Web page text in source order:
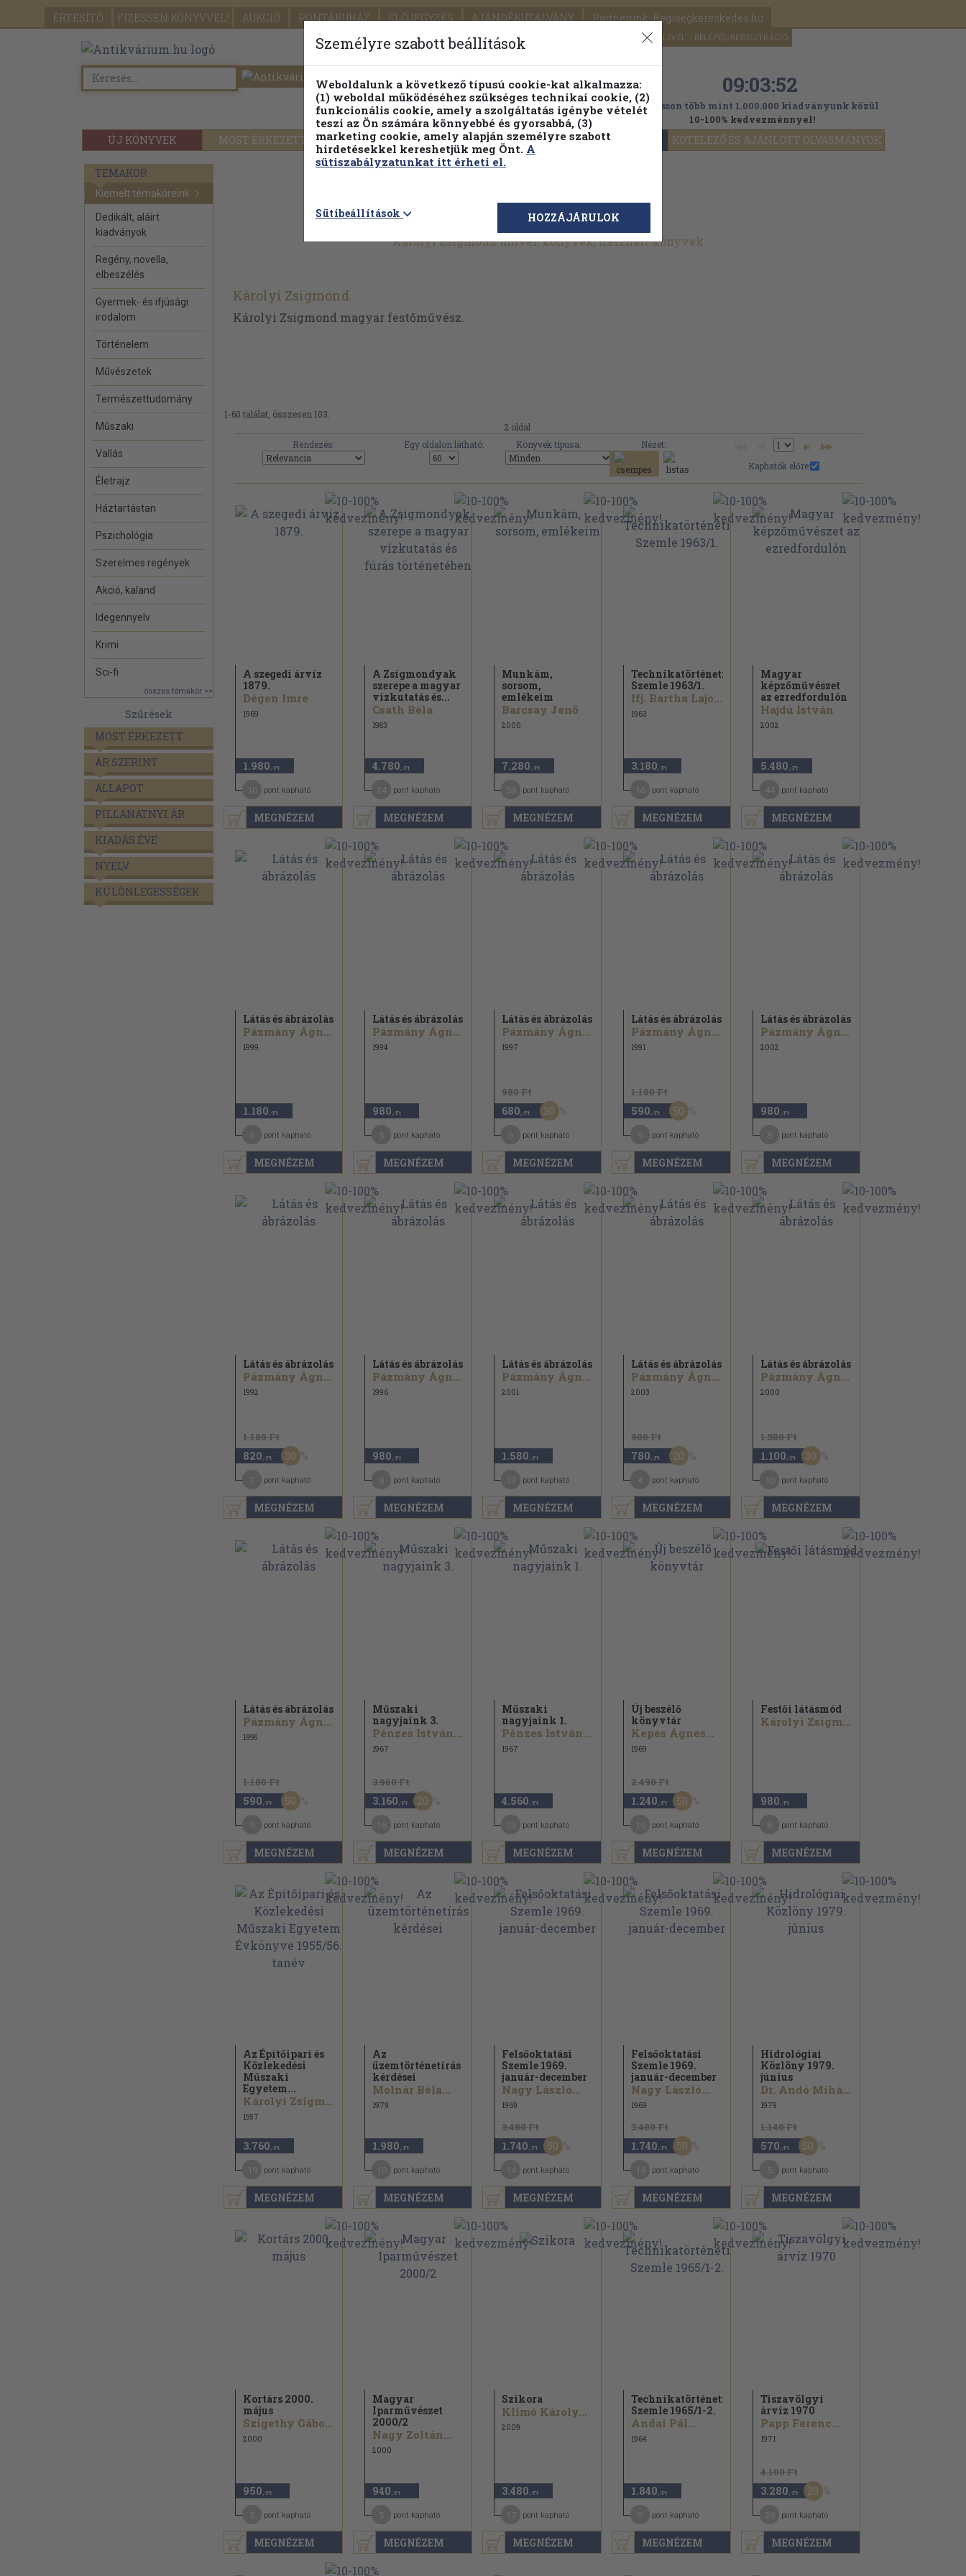
ÉRTESÍTŐ FIZESSEN KÖNYVVEL! AUKCIÓ PONTÁRUHÁZ ELŐJEGYZÉS AJÁNDÉKUTALVÁNY Partnerünk: Régiségkereskedés.hu
SEGÍTSÉG HÍRLEVÉL BELÉPÉS/REGISZTRÁCIÓ
ÚJ KÖNYVEK MOST ÉRKEZETT PILLANATNYI ÁRAINK FENNTARTHATÓ OLVASMÁNYOK KÖTELEZŐ ÉS AJÁNLOTT OLVASMÁNYOK
Részletes kereső Témaköri fa 09:03:51
Válogasson több mint 1.000.000 kiadványunk közül
10-100% kedvezménnyel!
TÉMAKÖR
Kiemelt témaköreink
Dedikált, aláírt
kiadványok
Regény, novella,
elbeszélés
Gyermek- és ifjúsági
irodalom
Történelem
Művészetek
Természettudomány
Műszaki
Vallás
Életrajz
Háztartástan
Pszichológia
Szerelmes regények
Akció, kaland
Idegennyelv
Krimi
Sci-fi
összes témakör >>
Szűrések
MOST ÉRKEZETT
ÁR SZERINT
ÁLLAPOT
PILLANATNYI ÁR
KIADÁS ÉVE
NYELV
KÜLÖNLEGESSÉGEK
Károlyi Zsigmond művei, könyvek, használt könyvek
Károlyi Zsigmond
Károlyi Zsigmond magyar festőművész.
1-60 találat, összesen 103.
2 oldal
Rendezés:
Egy oldalon látható: Könyvek típusa:
Nézet:
Kaphatók előre:
MEGNÉZEM
A szegedi árvíz
1879.
Dégen Imre
1969
1.980 ,-Ft
pont kapható
MEGNÉZEM
A Zsigmondyak
szerepe a magyar
vízkutatás és...
Csath Béla
1983
4.780 ,-Ft
pont kapható
MEGNÉZEM
Munkám,
sorsom,
emlékeim
Barcsay Jenő
2000
7.280 ,-Ft
pont kapható
MEGNÉZEM
Technikatörténeti
Szemle 1963/1.
Ifj. Bartha Lajos...
1963
3.180 ,-Ft
pont kapható
MEGNÉZEM
Magyar
képzőművészet
az ezredfordulón
Hajdú István
2002
5.480 ,-Ft
pont kapható
MEGNÉZEM
Látás és ábrázolás
Pázmány Ágnes...
1999
1.180 ,-Ft
pont kapható
MEGNÉZEM
Látás és ábrázolás
Pázmány Ágnes...
1994
980 ,-Ft
pont kapható
MEGNÉZEM
Látás és ábrázolás
Pázmány Ágnes...
1997
980 Ft
680 ,-Ft 30
pont kapható
MEGNÉZEM
Látás és ábrázolás
Pázmány Ágnes...
1991
1.180 Ft
590 ,-Ft 50
pont kapható
MEGNÉZEM
Látás és ábrázolás
Pázmány Ágnes...
2002
980 ,-Ft
pont kapható
MEGNÉZEM
Látás és ábrázolás
Pázmány Ágnes...
1992
1.180 Ft
820 ,-Ft 30
pont kapható
MEGNÉZEM
Látás és ábrázolás
Pázmány Ágnes...
1996
980 ,-Ft
pont kapható
MEGNÉZEM
Látás és ábrázolás
Pázmány Ágnes...
2001
1.580 ,-Ft
pont kapható
MEGNÉZEM
Látás és ábrázolás
Pázmány Ágnes...
2003
980 Ft
780 ,-Ft 20
pont kapható
MEGNÉZEM
Látás és ábrázolás
Pázmány Ágnes...
2000
1.580 Ft
1.100 ,-Ft 30
pont kapható
MEGNÉZEM
Látás és ábrázolás
Pázmány Ágnes...
1995
1.180 Ft
590 ,-Ft 50
pont kapható
MEGNÉZEM
Műszaki
nagyjaink 3.
Pénzes István...
1967
3.960 Ft
3.160 ,-Ft 20
pont kapható
MEGNÉZEM
Műszaki
nagyjaink 1.
Pénzes István...
1967
4.560 ,-Ft
pont kapható
MEGNÉZEM
Új beszélő
könyvtár
Kepes Ágnes...
1969
2.490 Ft
1.240 ,-Ft 50
pont kapható
MEGNÉZEM
Festői látásmód
Károlyi Zsigmond
980 ,-Ft
pont kapható
MEGNÉZEM
Az Építőipari és
Közlekedési
Műszaki
Egyetem...
Károlyi Zsigmond...
1957
3.760 ,-Ft
pont kapható
MEGNÉZEM
Az
üzemtörténetírás
kérdései
Molnár Béla...
1979
1.980 ,-Ft
pont kapható
MEGNÉZEM
Felsőoktatási
Szemle 1969.
január-december
Nagy László...
1969
3.480 Ft
1.740 ,-Ft 50
pont kapható
MEGNÉZEM
Felsőoktatási
Szemle 1969.
január-december
Nagy László...
1969
3.480 Ft
1.740 ,-Ft 50
pont kapható
MEGNÉZEM
Hidrológiai
Közlöny 1979.
június
Dr. Andó Mihály...
1979
1.140 Ft
570 ,-Ft 50
pont kapható
MEGNÉZEM
Kortárs 2000.
május
Szigethy Gábor...
2000
950 ,-Ft
pont kapható
MEGNÉZEM
Magyar
Iparművészet
2000/2
Nagy Zoltán...
2000
940 ,-Ft
pont kapható
MEGNÉZEM
Szikora
Klimó Károly...
2009
3.480 ,-Ft
pont kapható
MEGNÉZEM
Technikatörténeti
Szemle 1965/1-2.
Andai Pál...
1964
1.840 ,-Ft
pont kapható
MEGNÉZEM
Tiszavölgyi
árvíz 1970
Papp Ferenc...
1971
4.100 Ft
3.280 ,-Ft 20
pont kapható
Személyre szabott beállítások
Weboldalunk a következő típusú cookie-kat alkalmazza:
(1) weboldal működéséhez szükséges technikai cookie, (2)
funkcionális cookie, amely a szolgáltatás igénybe vételét
teszi az Ön számára könnyebbé és gyorsabbá, (3)
marketing cookie, amely alapján személyre szabott
hirdetésekkel kereshetjük meg Önt. A
sütiszabályzatunkat itt érheti el.
Sütibeállítások HOZZÁJÁRULOK